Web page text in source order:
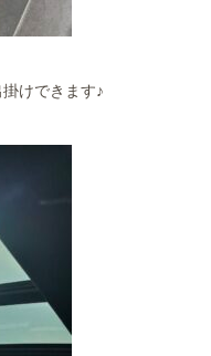
けできます♪